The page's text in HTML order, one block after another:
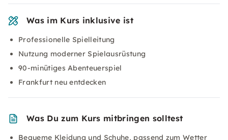
Was im Kurs inklusive ist
Professionelle Spielleitung
Nutzung moderner Spielausrüstung
90-minütiges Abenteuerspiel
Frankfurt neu entdecken
Was Du zum Kurs mitbringen solltest
Bequeme Kleidung und Schuhe, passend zum Wetter